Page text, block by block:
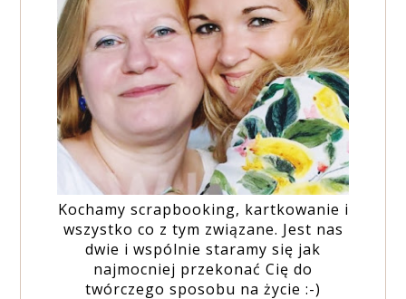
Kochamy scrapbooking, kartkowanie i
wszystko co z tym związane. Jest nas
dwie i wspólnie staramy się jak
najmocniej przekonać Cię do
twórczego sposobu na życie :-)